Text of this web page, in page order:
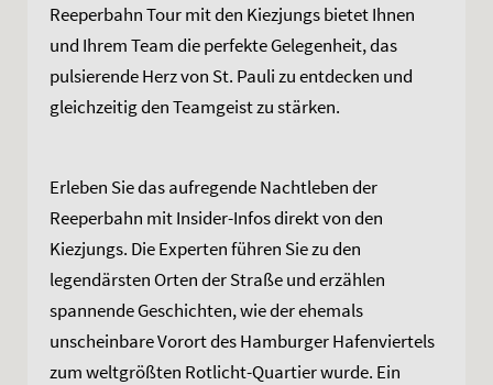
Reeperbahn Tour mit den Kiezjungs bietet Ihnen
und Ihrem Team die perfekte Gelegenheit, das
pulsierende Herz von St. Pauli zu entdecken und
gleichzeitig den Teamgeist zu stärken.
Erleben Sie das aufregende Nachtleben der
Reeperbahn mit Insider-Infos direkt von den
Kiezjungs. Die Experten führen Sie zu den
legendärsten Orten der Straße und erzählen
spannende Geschichten, wie der ehemals
unscheinbare Vorort des Hamburger Hafenviertels
zum weltgrößten Rotlicht-Quartier wurde. Ein